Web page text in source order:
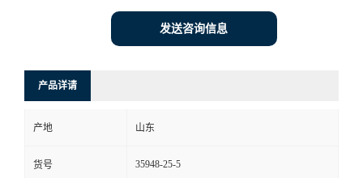
发送咨询信息
产品详请
产地 山东
货号 35948-25-5